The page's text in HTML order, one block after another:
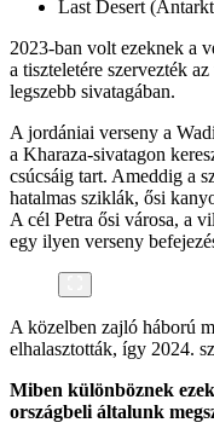
Last Desert
2023-ban volt ezeknek a
a tiszteletére szervezték
legszebb sivatagában.
A jordániai verseny a
a Kharaza-sivatagon
csúcsáig tart. Ameddig a
hatalmas sziklák, ősi
A cél Petra ősi városa, a
egy ilyen verseny
A közelben zajló háború
elhalasztották, így 2024.
Miben különböznek
országbeli általunk